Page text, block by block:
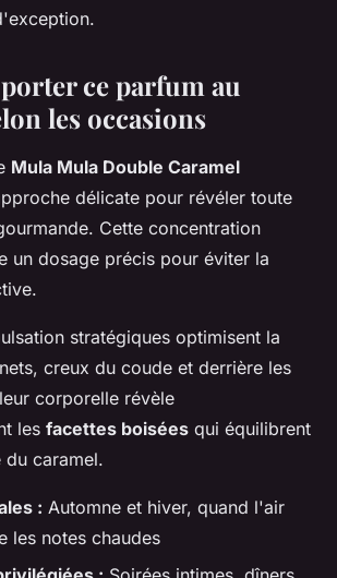
ce parfum au
les occasions
Mula Mula Double Caramel
délicate pour révéler toute
Cette concentration
un dosage précis pour éviter la
stratégiques optimisent la
creux du coude et derrière les
corporelle révèle
les facettes boisées qui équilibrent
du caramel.
: Automne et hiver, quand l'air
les notes chaudes